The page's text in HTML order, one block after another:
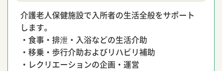
介護老人保健施設で入所者の生活全般をサポート
します。
・食事・排泄・入浴などの生活介助
・移乗・歩行介助およびリハビリ補助
・レクリエーションの企画・運営